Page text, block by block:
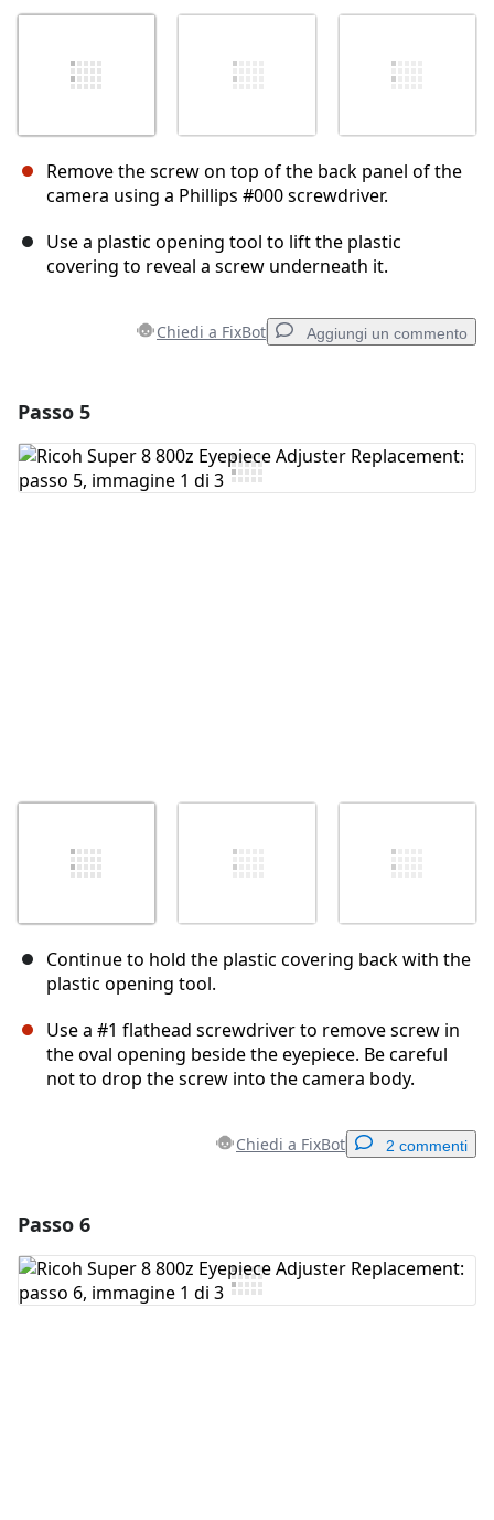
Remove the screw on top of the back panel of the
camera using a Phillips #000 screwdriver.
Use a plastic opening tool to lift the plastic
covering to reveal a screw underneath it.
Chiedi a FixBot Aggiungi un commento
Aggiungi Commento
Passo 5
Continue to hold the plastic covering back with the
plastic opening tool.
Use a #1 flathead screwdriver to remove screw in
the oval opening beside the eyepiece. Be careful
not to drop the screw into the camera body.
Chiedi a FixBot 2 commenti
Aggiungi Commento
Passo 6